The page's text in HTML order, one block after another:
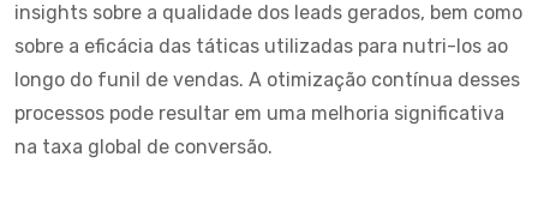
insights sobre a qualidade dos leads gerados, bem como
sobre a eficácia das táticas utilizadas para nutri-los ao
longo do funil de vendas. A otimização contínua desses
processos pode resultar em uma melhoria significativa
na taxa global de conversão.